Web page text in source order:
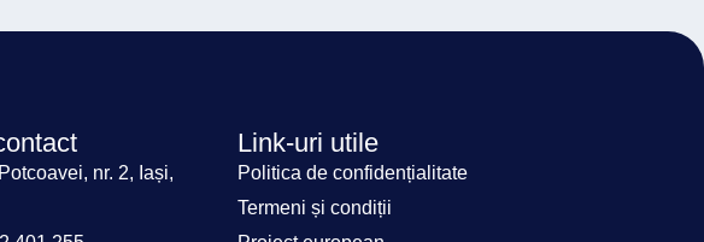
nr. 2, Iași,
Link-uri utile
Politica de confidențialitate
Termeni și condiții